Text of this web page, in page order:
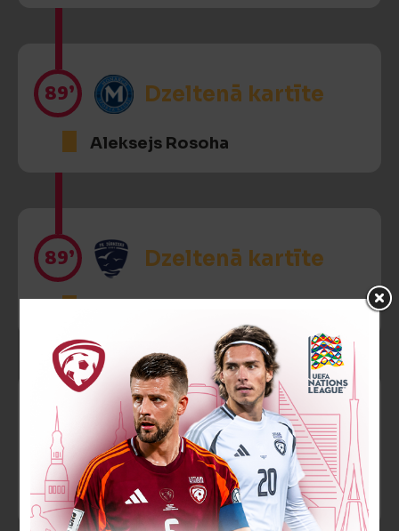
89’ Dzeltenā kartīte
Aleksejs Rosoha
89’ Dzeltenā kartīte
90’
Otra dzeltenā
kartīte
Roger Colville Lee